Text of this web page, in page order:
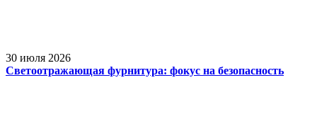
30 июля 2026
Светоотражающая фурнитура: фокус на безопасность